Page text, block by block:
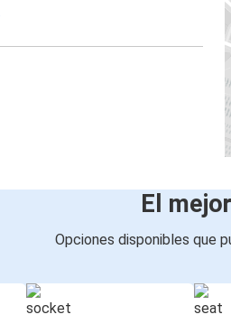
El
Opciones disponibles que